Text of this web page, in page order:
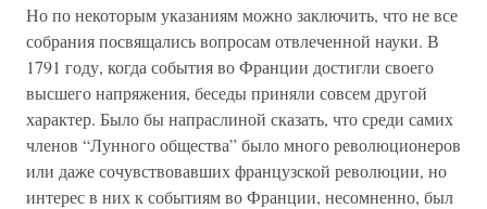
Но по некоторым указаниям можно заключить, что не все
собрания посвящались вопросам отвлеченной науки. В
1791 году, когда события во Франции достигли своего
высшего напряжения, беседы приняли совсем другой
характер. Было бы напраслиной сказать, что среди самих
членов “Лунного общества” было много революционеров
или даже сочувствовавших французской революции, но
интерес в них к событиям во Франции, несомненно, был